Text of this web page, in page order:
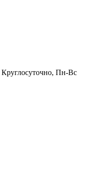
Круглосуточно, Пн-Вс